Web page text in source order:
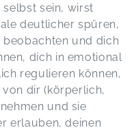
sein, wirst
deutlicher spüren,
beobachten und dich
dich in emotional
regulieren können,
dir (körperlich,
und sie
erlauben, deinen